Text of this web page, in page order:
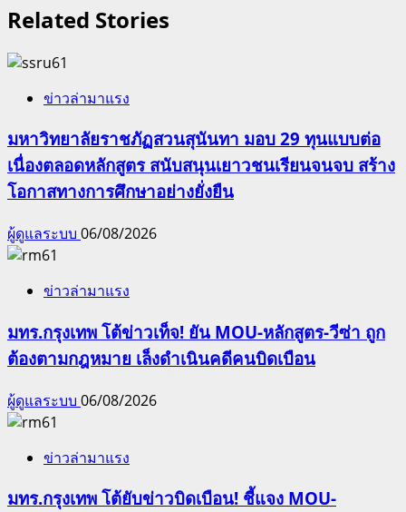
Related Stories
ข่าวล่ามาแรง
มหาวิทยาลัยราชภัฏสวนสุนันทา มอบ 29 ทุนแบบต่อ
เนื่องตลอดหลักสูตร สนับสนุนเยาวชนเรียนจนจบ สร้าง
โอกาสทางการศึกษาอย่างยั่งยืน
ผู้ดูแลระบบ 06/08/2026
ข่าวล่ามาแรง
มทร.กรุงเทพ โต้ข่าวเท็จ! ยัน MOU-หลักสูตร-วีซ่า ถูก
ต้องตามกฎหมาย เล็งดำเนินคดีคนบิดเบือน
ผู้ดูแลระบบ 06/08/2026
ข่าวล่ามาแรง
มทร.กรุงเทพ โต้ยับข่าวบิดเบือน! ชี้แจง MOU-